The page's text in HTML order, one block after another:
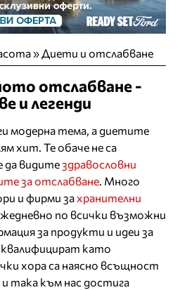
»Диети и отслабване
отслабване -
и легенди
модерна тема, а диетите
хит. Те обаче не са
видитездравословни
за отслабване. Много
и фирми захранителни
по всички възможни
за продукти и идеи за
като
хора са наясно всъщност
така към нас достига